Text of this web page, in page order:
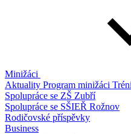
Minižáci
Aktuality Program minižáci
Spolupráce se ZŠ Zubří
Spolupráce se SŠIEŘ Rožnov
Rodičovské příspěvky
Business